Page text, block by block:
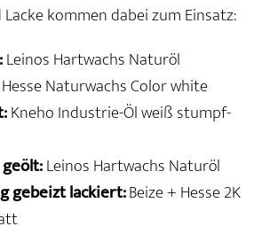
kommen dabei zum Einsatz:
Leinos Hartwachs Naturöl
Hesse Naturwachs Color white
Kneho Industrie-Öl weiß stumpf-
Leinos Hartwachs Naturöl
gebeizt lackiert:Beize + Hesse 2K